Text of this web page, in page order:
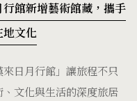
館新增藝術館藏，攜手
地文化
日月行館」讓旅程不只
文化與生活的深度旅居